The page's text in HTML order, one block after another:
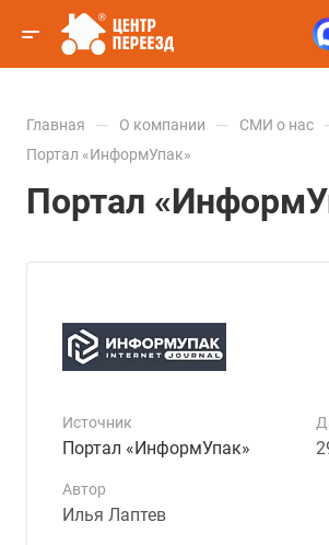
Главная — О компании — СМИ о нас
Портал «ИнформУпак»
Портал
Источник
Портал «ИнформУпак»
Автор
Илья Лаптев